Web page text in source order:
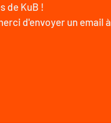
de KuB !
d'envoyer un email à